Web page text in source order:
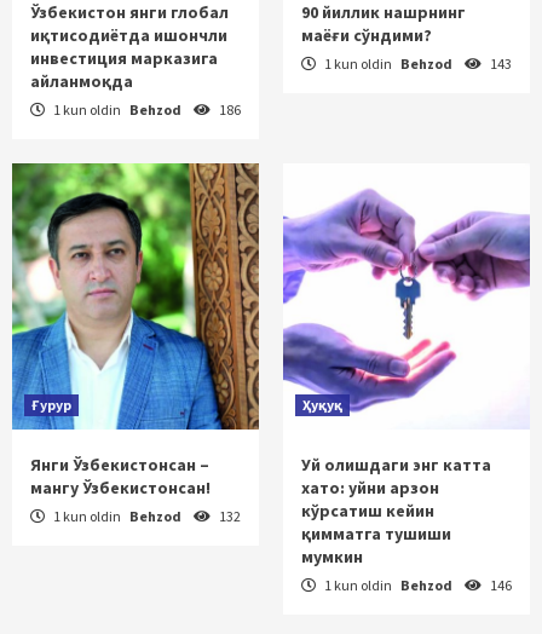
Ўзбекистон янги глобал
иқтисодиётда ишончли
инвестиция марказига
айланмоқда
1 kun oldin Behzod 186
90 йиллик нашрнинг
маёғи сўндими?
1 kun oldin Behzod 143
Ғурур
Янги Ўзбекистонсан –
мангу Ўзбекистонсан!
1 kun oldin Behzod 132
Ҳуқуқ
Уй олишдаги энг катта
хато: уйни арзон
кўрсатиш кейин
қимматга тушиши
мумкин
1 kun oldin Behzod 146